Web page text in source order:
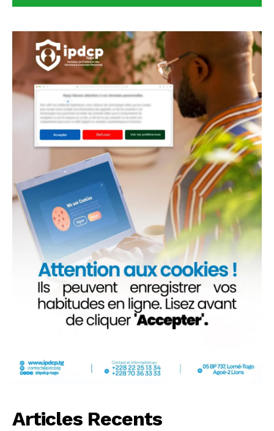
Articles Recents